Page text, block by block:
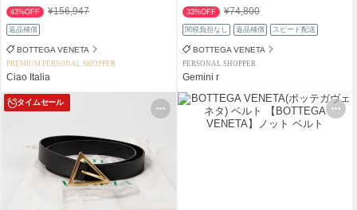
43%OFF ¥156,947
返品補償
BOTTEGA VENETA
PREMIUM PERSONAL SHOPPER
Ciao Italia
33%OFF ¥74,800
関税負担なし 返品補償 スピード配送
BOTTEGA VENETA
PERSONAL SHOPPER
Gemini r
タイムセール